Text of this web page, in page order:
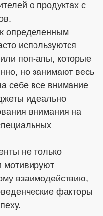
о продуктах с
определенным
используются
поп-апы, которые
но занимают весь
себе все внимание
идеально
внимания на
не только
мотивируют
взаимодействию,
факторы